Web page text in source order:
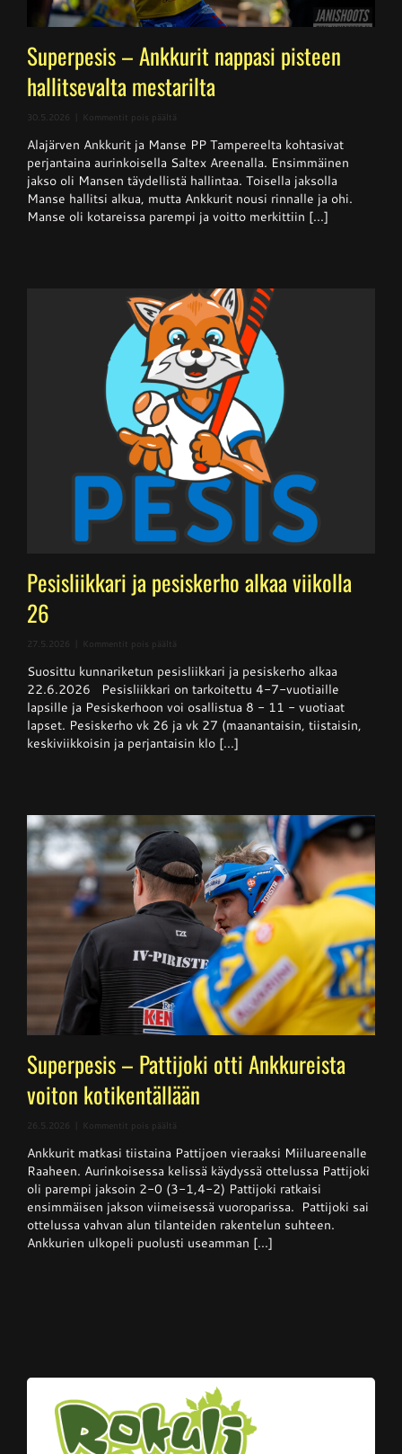
Superpesis – Ankkurit nappasi pisteen
hallitsevalta mestarilta
30.5.2026 Kommentit pois päältä
–
Ankkurit
nappasi
pisteen
hallitsevalta
mestarilta
Alajärven Ankkurit ja Manse PP Tampereelta kohtasivat
perjantaina aurinkoisella Saltex Areenalla. Ensimmäinen
jakso oli Mansen täydellistä hallintaa. Toisella jaksolla
Manse hallitsi alkua, mutta Ankkurit nousi rinnalle ja ohi.
Manse oli kotareissa parempi ja voitto merkittiin [...]
Pesisliikkari ja pesiskerho alkaa viikolla
26
27.5.2026 Kommentit pois päältä
ja
pesiskerho
alkaa
viikolla
26
Suosittu kunnariketun pesisliikkari ja pesiskerho alkaa
22.6.2026 Pesisliikkari on tarkoitettu 4-7-vuotiaille
lapsille ja Pesiskerhoon voi osallistua 8 - 11 - vuotiaat
lapset. Pesiskerho vk 26 ja vk 27 (maanantaisin, tiistaisin,
keskiviikkoisin ja perjantaisin klo [...]
Superpesis – Pattijoki otti Ankkureista
voiton kotikentällään
26.5.2026 Kommentit pois päältä
–
Pattijoki
otti
Ankkureista
voiton
kotikentällään
Ankkurit matkasi tiistaina Pattijoen vieraaksi Miiluareenalle
Raaheen. Aurinkoisessa kelissä käydyssä ottelussa Pattijoki
oli parempi jaksoin 2-0 (3-1,4-2) Pattijoki ratkaisi
ensimmäisen jakson viimeisessä vuoroparissa. Pattijoki sai
ottelussa vahvan alun tilanteiden rakentelun suhteen.
Ankkurien ulkopeli puolusti useamman [...]